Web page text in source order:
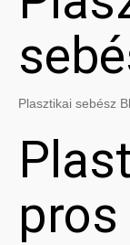
Plasztikai sebész